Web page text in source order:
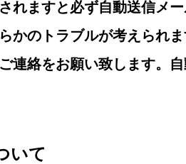
れますと必ず自動送信メ
かのトラブルが考えられ
連絡をお願い致します。
いて